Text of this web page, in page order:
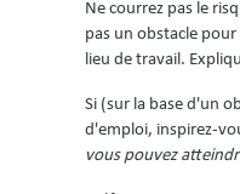
Ne courrez pas le
pas un obstacle
lieu de travail.
Si (sur la base d'un
d'emploi, inspirez-
vous pouvez